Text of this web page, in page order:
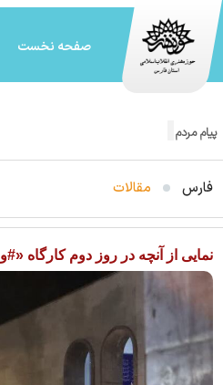
صفحه نخست
پیام مردم شیراز به رژیم صهیونیستی!
فارس مقالات
نمایی از آنچه در روز دوم